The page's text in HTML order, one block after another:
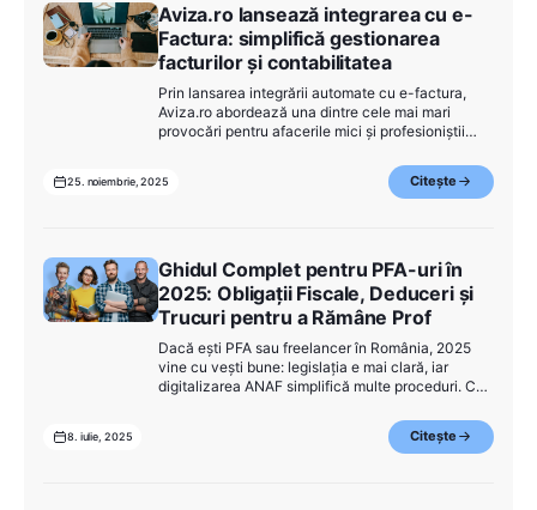
Aviza.ro lansează integrarea cu e-
Factura: simplifică gestionarea
facturilor și contabilitatea
Prin lansarea integrării automate cu e-factura,
Aviza.ro abordează una dintre cele mai mari
provocări pentru afacerile mici și profesioniștii
de raportare, în timp ce se concentrează pe
activitatea de bază.
25. noiembrie, 2025 Citește
Ghidul Complet pentru PFA-uri în
2025: Obligații Fiscale, Deduceri și
Trucuri pentru a Rămâne Prof
Dacă ești PFA sau freelancer în România, 2025
vine cu vești bune: legislația e mai clară, iar
digitalizarea ANAF simplifică multe proceduri. Cu
făcut, ce poți deduce și cum îți menții
8. iulie, 2025 Citește